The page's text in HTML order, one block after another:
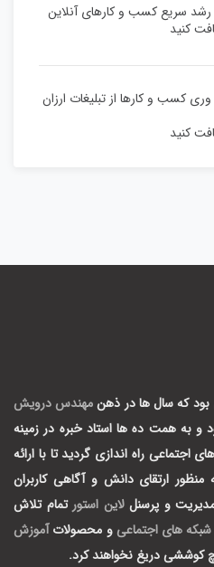
رشد سریع کسب و کارهای آنلاین
کنید
وری کسب و کارها از تبلیغات ارزان
کنید
بود که سال ها در ذهنمهندس درویش
و به همت ده ها استاد خبره در زمینه
راه اندازی گردید تا با ارائه
ارتقای دانش و آگاهی کاربران
و پرسنللاین استور تمام تلاش
های اجتماعی و محصولات آموزش
کوششی دریغ نخواهند کرد.